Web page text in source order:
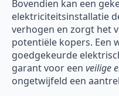
Bovendien kan een
elektriciteitsinstallatie
verhogen en zorgt het
potentiële kopers. Een
goedgekeurde
garant voor een veilige
ongetwijfeld een